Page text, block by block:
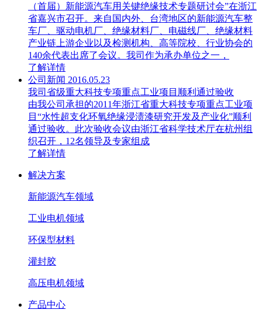
（首届）新能源汽车用关键绝缘技术专题研讨会”在浙江
省嘉兴市召开。来自国内外、台湾地区的新能源汽车整
车厂、驱动电机厂、绝缘材料厂、电磁线厂、绝缘材料
产业链上游企业以及检测机构、高等院校、行业协会的
140余代表出席了会议。我司作为承办单位之一，
了解详情
公司新闻 2016.05.23
我司省级重大科技专项重点工业项目顺利通过验收
由我公司承担的2011年浙江省重大科技专项重点工业项
目“水性超支化环氧绝缘浸渍漆研究开发及产业化”顺利
通过验收。此次验收会议由浙江省科学技术厅在杭州组
织召开，12名领导及专家组成
了解详情
解决方案
新能源汽车领域
工业电机领域
环保型材料
灌封胶
高压电机领域
产品中心